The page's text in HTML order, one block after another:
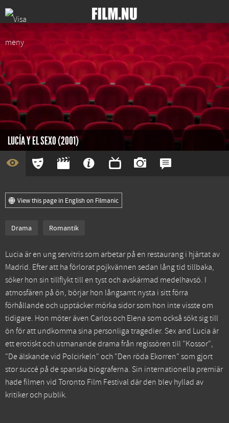
LUCÍA Y EL SEXO (2001)
View this page in English on Filmanic
Drama Romantik
Lucia är en ung servitris som arbetar på en restaurang i hjärtat av
Madrid. Efter att ha förlorat pojkvännen sedan lång tid tillbaka,
söker hon sin tillflykt till en tyst och avskärmad medelhavsö. I
atmosfären på ön, börjar hon långsamt nysta i sitt förra
förhållande och upptäcker mörka sidor som hon inte visste om
tidigare. Hon möter även Carlos och Elena som också sökt sig till
ön för att undkomma sina personliga tragedier. Sex and Lucia är
ett erotiskt och utmanande drama från regissören till "Kossor",
"De älskande vid Polcirkeln" och "Den röda Ekorren" som gjort
stor succé på de spanska biograferna. Sin internationella premiär
hade filmen vid Toronto Film Festival där den blev hyllad av
kritiker och publik.